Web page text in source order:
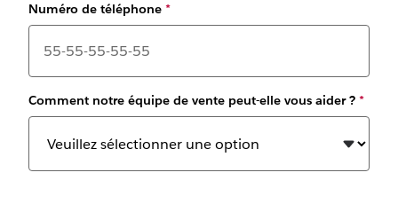
Numéro de téléphone *
Comment notre équipe de vente peut-elle vous aider ? *